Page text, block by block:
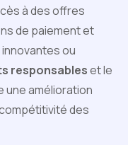
à des offres
de paiement et
ou
responsableset le
une amélioration
des